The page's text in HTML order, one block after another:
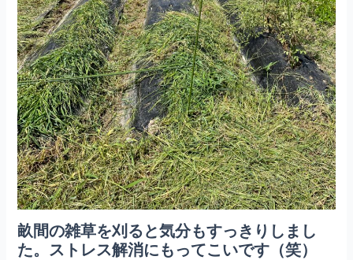
畝間の雑草を刈ると気分もすっきりしまし
た。ストレス解消にもってこいです（笑）